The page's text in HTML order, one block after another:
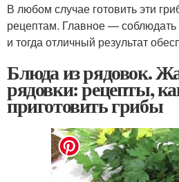
В любом случае готовить эти
рецептам. Главное —
и тогда отличный результат
Блюда из рядовок.
рядовки: рецепты,
приготовить грибы